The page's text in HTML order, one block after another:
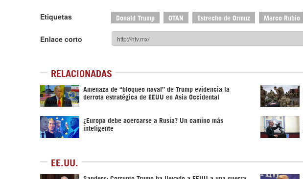
Etiquetas Donald Trump OTAN Estrecho de Ormuz Marco Rubio
Enlace corto
RELACIONADAS
Amenaza de “bloqueo naval” de Trump evidencia la
derrota estratégica de EEUU en Asia Occidental
¿Europa debe acercarse a Rusia? Un camino más
inteligente
EE.UU.
Sanders: Corrupto Trump ha llevado a EEUU a una guerra